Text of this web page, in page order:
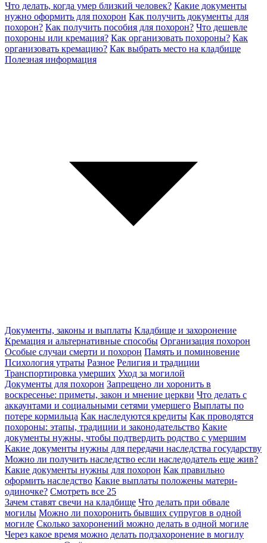
Что делать, когда умер близкий человек? Какие документы
нужно оформить для похорон Как получить документы для
похорон? Как получить пособия для похорон? Что дешевле
похороны или кремация? Как организовать похороны? Как
организовать кремацию? Как выбрать место на кладбище
Полезная информация
Документы, законы и выплаты Кладбище и захоронение
Кремация и альтернативные способы Организация похорон
Особые случаи смерти и похорон Память и поминовение
Психология утраты Разное Религия и традиции
Транспортировка умерших Уход за могилой
Документы для похорон Запрещено ли хоронить в
воскресенье: приметы, закон и мнение церкви Что делать с
аккаунтами и социальными сетями умершего Выплаты по
потере кормильца Как наследуются кредиты Как проводятся
похороны: этапы, традиции и законодательство Какие
документы нужны, чтобы подтвердить родство с умершим
Какие документы нужны для передачи наследства государству
Можно ли получить наследство если наследодатель еще жив?
Какие документы нужны для похорон Как правильно
оформить наследство Какие выплаты положены матери-
одиночке? Смотреть все 25
Зачем ставят свечи на кладбище Что делать при обвале
могилы Можно ли похоронить бывших супругов в одной
могиле Сколько захоронений можно делать в одной могиле
Через какое время можно делать подзахоронение в могилу